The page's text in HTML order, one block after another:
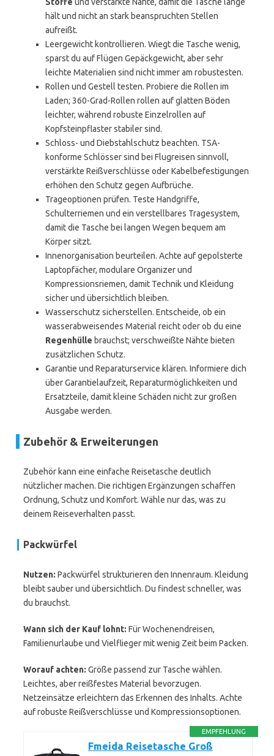
hält und nicht an stark beanspruchten Stellen
aufreißt.
Leergewicht kontrollieren. Wiegt die Tasche wenig,
sparst du auf Flügen Gepäckgewicht, aber sehr
leichte Materialien sind nicht immer am robustesten.
Rollen und Gestell testen. Probiere die Rollen im
Laden; 360-Grad-Rollen rollen auf glatten Böden
leichter, während robuste Einzelrollen auf
Kopfsteinpflaster stabiler sind.
Schloss- und Diebstahlschutz beachten. TSA-
konforme Schlösser sind bei Flugreisen sinnvoll,
verstärkte Reißverschlüsse oder Kabelbefestigungen
erhöhen den Schutz gegen Aufbrüche.
Trageoptionen prüfen. Teste Handgriffe,
Schulterriemen und ein verstellbares Tragesystem,
damit die Tasche bei langen Wegen bequem am
Körper sitzt.
Innenorganisation beurteilen. Achte auf gepolsterte
Laptopfächer, modulare Organizer und
Kompressionsriemen, damit Technik und Kleidung
sicher und übersichtlich bleiben.
Wasserschutz sicherstellen. Entscheide, ob ein
wasserabweisendes Material reicht oder ob du eine
Regenhülle brauchst; verschweißte Nähte bieten
zusätzlichen Schutz.
Garantie und Reparaturservice klären. Informiere dich
über Garantielaufzeit, Reparaturmöglichkeiten und
Ersatzteile, damit kleine Schäden nicht zur großen
Ausgabe werden.
Zubehör & Erweiterungen
Zubehör kann eine einfache Reisetasche deutlich
nützlicher machen. Die richtigen Ergänzungen schaffen
Ordnung, Schutz und Komfort. Wähle nur das, was zu
deinem Reiseverhalten passt.
Packwürfel
Nutzen: Packwürfel strukturieren den Innenraum. Kleidung
bleibt sauber und übersichtlich. Du findest schneller, was
du brauchst.
Wann sich der Kauf lohnt: Für Wochenendreisen,
Familienurlaube und Vielflieger mit wenig Zeit beim Packen.
Worauf achten: Größe passend zur Tasche wählen.
Leichtes, aber reißfestes Material bevorzugen.
Netzeinsätze erleichtern das Erkennen des Inhalts. Achte
auf robuste Reißverschlüsse und Kompressionsoptionen.
EMPFEHLUNG
Fmeida Reisetasche Groß